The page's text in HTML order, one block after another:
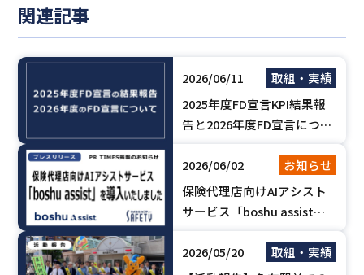
関連記事
2026/06/11
取組・実績
2025年度FD宣言KPI結果報
告と2026年度FD宣言につい
2026/06/02
お知らせ
保険代理店向けAIアシスト
サービス「boshu assist」
TIMES掲載のお知らせ】
2026/05/20
取組・実績